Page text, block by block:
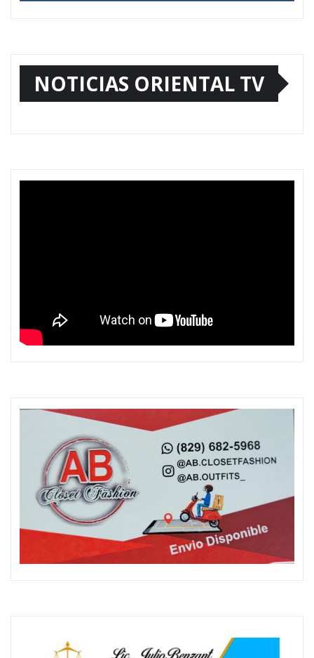
NOTICIAS ORIENTAL TV